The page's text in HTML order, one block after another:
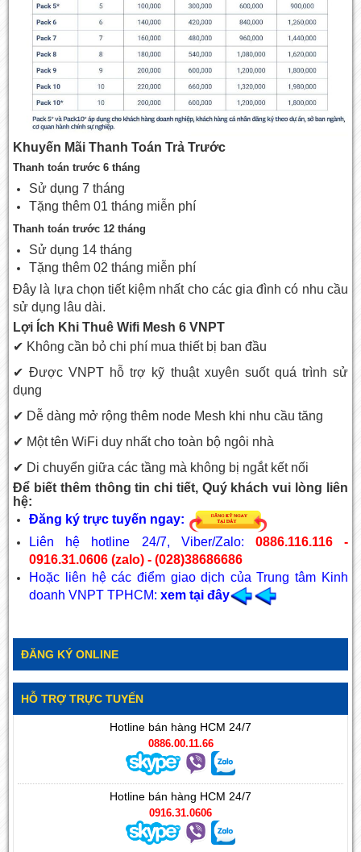
Khuyến Mãi Thanh Toán Trả Trước
Thanh toán trước 6 tháng
Sử dụng 7 tháng
Tặng thêm 01 tháng miễn phí
Thanh toán trước 12 tháng
Sử dụng 14 tháng
Tặng thêm 02 tháng miễn phí
Đây là lựa chọn tiết kiệm nhất cho các gia đình có nhu cầu
sử dụng lâu dài.
Lợi Ích Khi Thuê Wifi Mesh 6 VNPT
✔ Không cần bỏ chi phí mua thiết bị ban đầu
✔ Được VNPT hỗ trợ kỹ thuật xuyên suốt quá trình sử
dụng
✔ Dễ dàng mở rộng thêm node Mesh khi nhu cầu tăng
✔ Một tên WiFi duy nhất cho toàn bộ ngôi nhà
✔ Di chuyển giữa các tầng mà không bị ngắt kết nối
Để biết thêm thông tin chi tiết, Quý khách vui lòng liên
hệ:
Đăng ký trực tuyến ngay:
Liên hệ hotline 24/7, Viber/Zalo:
0886.116.116 -
0916.31.0606 (zalo) - (028)38686686
Hoặc liên hệ các điểm giao dịch của Trung tâm Kinh
doanh VNPT TPHCM: xem tại đây
ĐĂNG KÝ ONLINE
HỖ TRỢ TRỰC TUYẾN
Hotline bán hàng HCM 24/7
0886.00.11.66
Hotline bán hàng HCM 24/7
0916.31.0606